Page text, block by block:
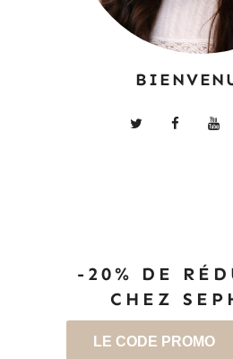
-20% DE
CHEZ
LE CODE PROMO